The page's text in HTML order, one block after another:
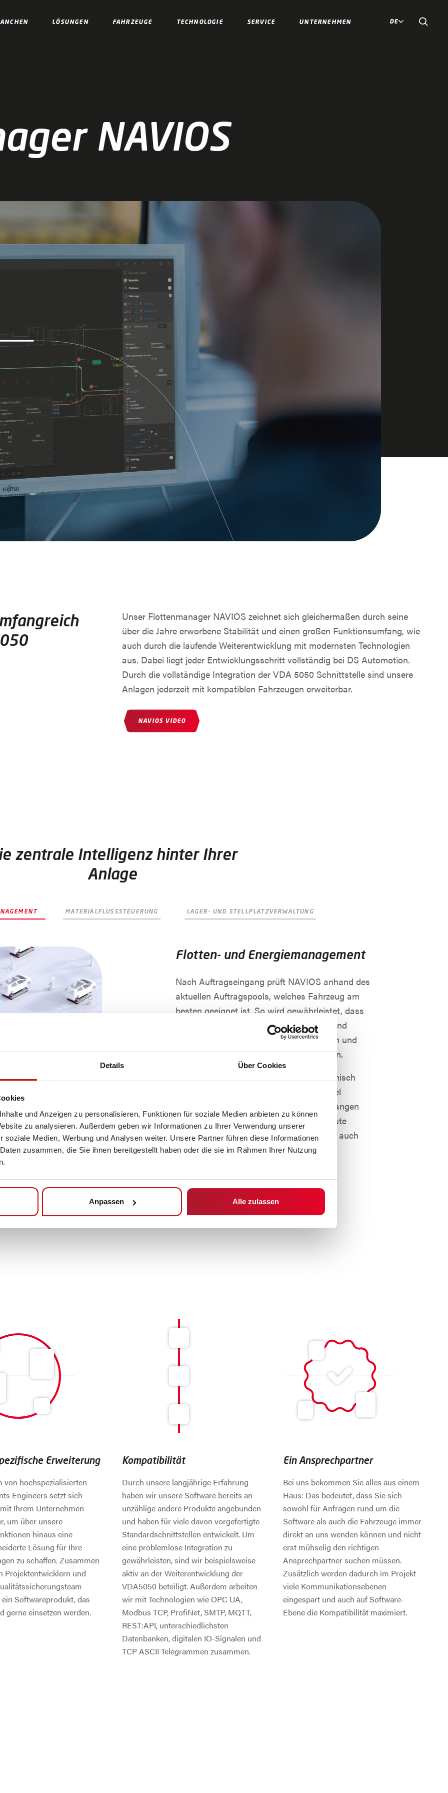
Details Über Cookies
und Anzeigen zu personalisieren, Funktionen für soziale Medien anbieten zu können
zu analysieren. Außerdem geben wir Informationen zu Ihrer Verwendung unserer
soziale Medien, Werbung und Analysen weiter. Unsere Partner führen diese Informationen
zusammen, die Sie ihnen bereitgestellt haben oder die sie im Rahmen Ihrer Nutzung
Anpassen Alle zulassen
LÖSUNGEN FAHRZEUGE TECHNOLOGIE SERVICE UNTERNEHMEN DE
NAVIOS
Unser Flottenmanager NAVIOS zeichnet sich gleichermaßen durch seine
über die Jahre erworbene Stabilität und einen großen Funktionsumfang, wie
auch durch die laufende Weiterentwicklung mit modernsten Technologien
aus. Dabei liegt jeder Entwicklungsschritt vollständig bei DS Automotion.
Durch die vollständige Integration der VDA 5050 Schnittstelle sind unsere
Anlagen jederzeit mit kompatiblen Fahrzeugen erweiterbar.
NAVIOS VIDEO(ÖFFNET IN NEUEM FENSTER)
zentrale Intelligenz hinter Ihrer
Anlage
MATERIALFLUSSSTEUERUNG LAGER- UND STELLPLATZVERWALTUNG
Flotten- und Energiemanagement
Nach Auftragseingang prüft NAVIOS anhand des
aktuellen Auftragspools, welches Fahrzeug am
besten geeignet ist. So wird gewährleistet, dass
die einzelnen Fahrzeuge immer ausreichend
geladen sind, keine Leerfahrten entstehen und
Aufträge schnellstmöglich erledigt werden.
Dabei können die Routen jederzeit dynamisch
neu berechnet werden, wenn zum Beispiel
Aufträge mit höherer Priorisierung eingelangen
oder andere Fahrzeuge über dieselbe Route
fahren müssen. Die Routenplanung kann auch
über mehrere Stockwerke erfolgen.
Erweiterung
von hochspezialisierten
Engineers setzt sich
Ihrem Unternehmen
um über unsere
hinaus eine
Lösung für Ihre
zu schaffen. Zusammen
Projektentwicklern und
Softwareprodukt, das
gerne einsetzen werden.
Kompatibilität
Durch unsere langjährige Erfahrung
haben wir unsere Software bereits an
unzählige andere Produkte angebunden
und haben für viele davon vorgefertigte
Standardschnittstellen entwickelt. Um
eine problemlose Integration zu
gewährleisten, sind wir beispielsweise
aktiv an der Weiterentwicklung der
VDA5050 beteiligt. Außerdem arbeiten
wir mit Technologien wie OPC UA,
Modbus TCP, ProfiNet, SMTP, MQTT,
REST:API, unterschiedlichsten
Datenbanken, digitalen IO-Signalen und
TCP ASCII Telegrammen zusammen.
Ein Ansprechpartner
Bei uns bekommen Sie alles aus einem
Haus: Das bedeutet, dass Sie sich
sowohl für Anfragen rund um die
Software als auch die Fahrzeuge immer
direkt an uns wenden können und nicht
erst mühselig den richtigen
Ansprechpartner suchen müssen.
Zusätzlich werden dadurch im Projekt
viele Kommunikationsebenen
eingespart und auch auf Software-
Ebene die Kompatibilität maximiert.